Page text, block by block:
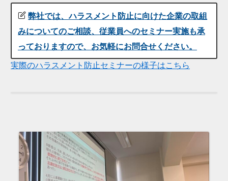
弊社では、ハラスメント防止に向けた企業の取組
みについてのご相談、従業員へのセミナー実施も承
っておりますので、お気軽にお問合せください。
実際のハラスメント防止セミナーの様子はこちら